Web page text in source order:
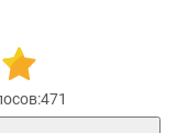
471